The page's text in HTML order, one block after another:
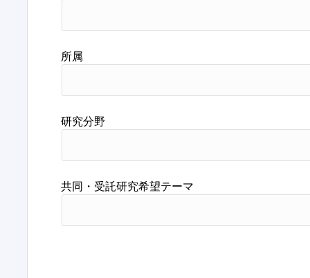
所属
研究分野
共同・受託研究希望テーマ